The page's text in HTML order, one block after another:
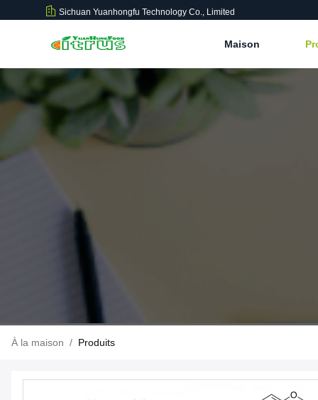
Sichuan Yuanhongfu Technology Co., Limited
Maison
À la maison / Produits